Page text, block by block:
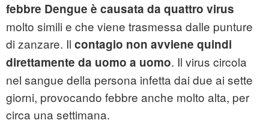
febbre Dengue è causata da quattro virus
molto simili e che viene trasmessa dalle punture
di zanzare. Il contagio non avviene quindi
direttamente da uomo a uomo. Il virus circola
nel sangue della persona infetta dai due ai sette
giorni, provocando febbre anche molto alta, per
circa una settimana.